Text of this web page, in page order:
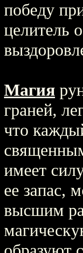
победу
целитель
Магия
граней,
что
имеет
ее запас,
высшим